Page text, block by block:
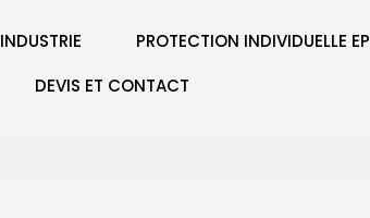
INDUSTRIE PROTECTION INDIVIDUELLE
DEVIS ET CONTACT